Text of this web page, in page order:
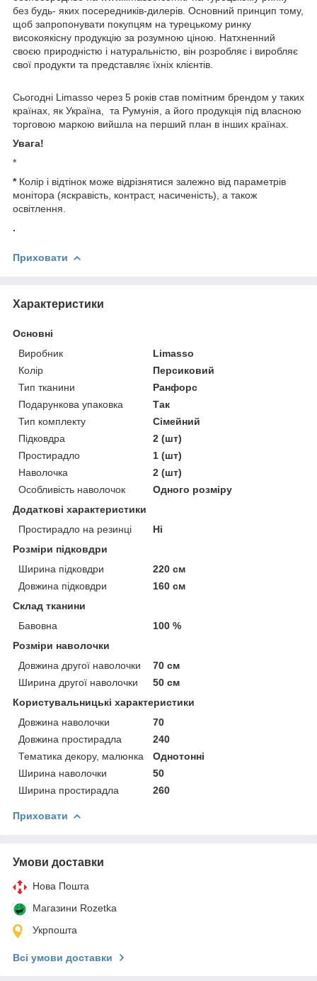
без будь- яких посередників-дилерів. Основний принцип тому,
щоб запропонувати покупцям на турецькому ринку
високоякісну продукцію за розумною ціною. Натхненний
своєю природністю і натуральністю, він розробляє і виробляє
свої продукти та представляє їхніх клієнтів.
Сьогодні Limasso через 5 років став помітним брендом у таких
країнах, як Україна, та Румунія, а його продукція під власною
торговою маркою вийшла на перший план в інших країнах.
Увага!
*
* Колір і відтінок може відрізнятися залежно від параметрів
монітора (яскравість, контраст, насиченість), а також
освітлення.
.
Приховати
Характеристики
Основні
Виробник
Limasso
Колір
Персиковий
Тип тканини
Ранфорс
Подарункова упаковка
Так
Тип комплекту
Сімейний
Підковдра
2 (шт)
Простирадло
1 (шт)
Наволочка
2 (шт)
Особливість наволочок
Одного розміру
Додаткові характеристики
Простирадло на резинці
Ні
Розміри підковдри
Ширина підковдри
220 см
Довжина підковдри
160 см
Склад тканини
Бавовна
100 %
Розміри наволочки
Довжина другої наволочки
70 см
Ширина другої наволочки
50 см
Користувальницькі характеристики
Довжина наволочки
70
Довжина простирадла
240
Тематика декору, малюнка
Однотонні
Ширина наволочки
50
Ширина простирадла
260
Приховати
Умови доставки
Нова Пошта
Магазини Rozetka
Укрпошта
Всі умови доставки